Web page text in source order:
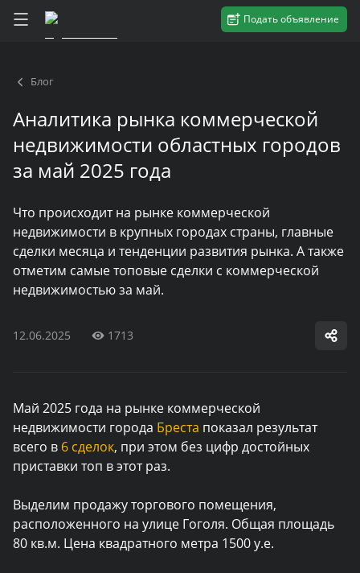
Подать объявление
Блог
Аналитика рынка коммерческой
недвижимости областных городов
за май 2025 года
Что происходит на рынке коммерческой
недвижимости в крупных городах страны, главные
сделки месяца и тенденции развития рынка. А также
отметим самые топовые сделки с коммерческой
недвижимостью за май.
12.06.2025 1713
Май 2025 года на рынке коммерческой
недвижимости города Бреста показал результат
всего в 6 сделок, при этом без цифр достойных
приставки топ в этот раз.
Выделим продажу торгового помещения,
расположенного на улице Гоголя. Общая площадь
80 кв.м. Цена квадратного метра 1500 у.е.